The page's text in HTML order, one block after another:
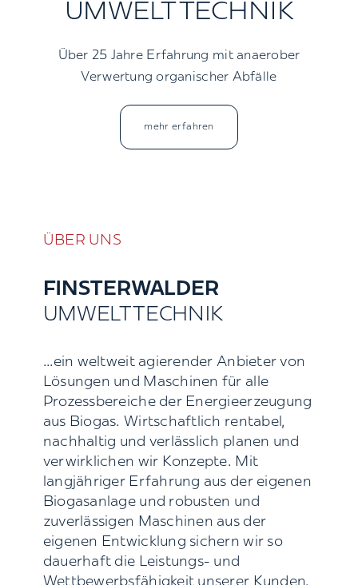
UMWELTTECHNIK
Über 25 Jahre Erfahrung mit anaerober
Verwertung organischer Abfälle
mehr erfahren
ÜBER UNS
FINSTERWALDER
UMWELTTECHNIK
...ein weltweit agierender Anbieter von
Lösungen und Maschinen für alle
Prozessbereiche der Energieerzeugung
aus Biogas. Wirtschaftlich rentabel,
nachhaltig und verlässlich planen und
verwirklichen wir Konzepte. Mit
langjähriger Erfahrung aus der eigenen
Biogasanlage und robusten und
zuverlässigen Maschinen aus der
eigenen Entwicklung sichern wir so
dauerhaft die Leistungs- und